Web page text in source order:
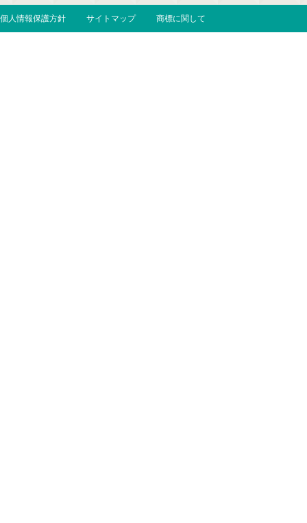
個人情報保護方針 サイトマップ 商標に関して